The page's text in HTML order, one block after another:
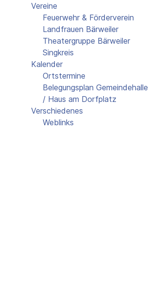
Vereine
Feuerwehr & Förderverein
Landfrauen Bärweiler
Theatergruppe Bärweiler
Singkreis
Kalender
Ortstermine
Belegungsplan Gemeindehalle
/ Haus am Dorfplatz
Verschiedenes
Weblinks